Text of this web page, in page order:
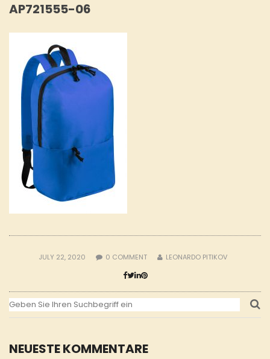
NEUESTE KOMMENTARE
AP721555-06
JULY 22, 2020 0 COMMENT LEONARDO PITIKOV